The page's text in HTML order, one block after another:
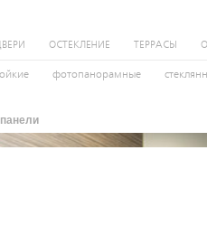
ОСТЕКЛЕНИЕ ТЕРРАСЫ
фотопанорамные